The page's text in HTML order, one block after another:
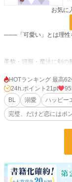
お気に
───「可愛い」とは理性
美貌・頭脳・魔法に剣の
は、ただ一つ、致命的
それは─── “かわいげ”が
鉄面皮、超合金と揶揄
圧倒的合理主義からくる
父侯爵にも匙を投げら
学園の中庭で“可愛いと
数多の生徒の中でただ
平民、ジーク。
HOTランキング 最高62
24h.ポイント 21pt
BL
溺愛 ハッピー
完璧、だけど恋にはポ